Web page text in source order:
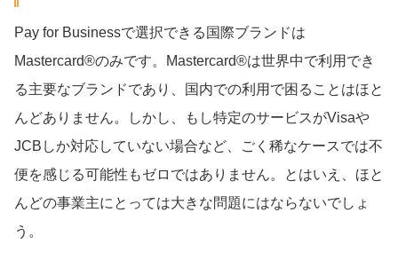
Pay for Businessで選択できる国際ブランドは
Mastercard®のみです。Mastercard®は世界中で利用でき
る主要なブランドであり、国内での利用で困ることはほと
んどありません。しかし、もし特定のサービスがVisaや
JCBしか対応していない場合など、ごく稀なケースでは不
便を感じる可能性もゼロではありません。とはいえ、ほと
んどの事業主にとっては大きな問題にはならないでしょ
う。